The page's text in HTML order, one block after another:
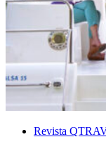
Revista